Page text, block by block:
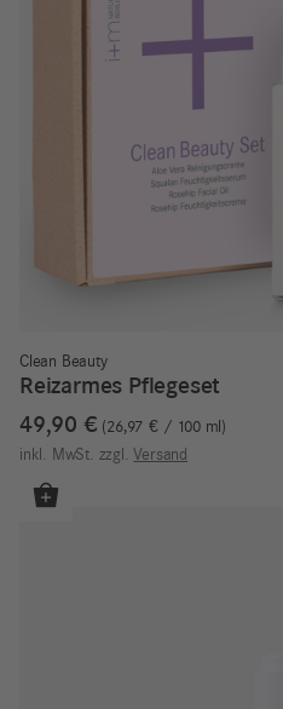
Clean Beauty
Reizarmes Pflegeset
49,90 € 26,97€/ 100 ml
inkl. MwSt. zzgl. Versand